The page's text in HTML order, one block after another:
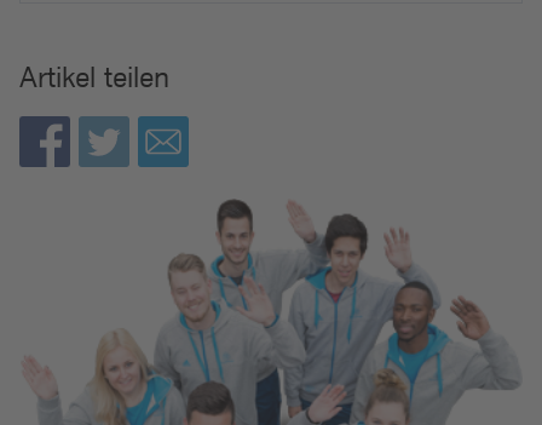
Artikel teilen